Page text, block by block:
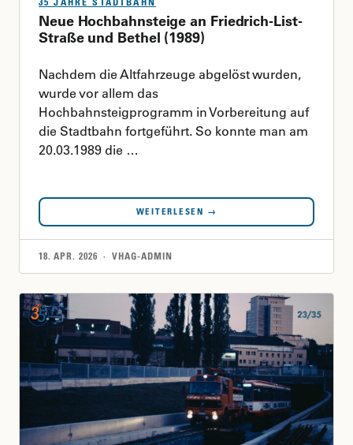
Neue Hochbahnsteige an Friedrich-List-
Straße und Bethel (1989)
Nachdem die Altfahrzeuge abgelöst wurden,
wurde vor allem das
Hochbahnsteigprogramm in Vorbereitung auf
die Stadtbahn fortgeführt. So konnte man am
20.03.1989 die …
WEITERLESEN →
18. APR. 2026 · VHAG-ADMIN